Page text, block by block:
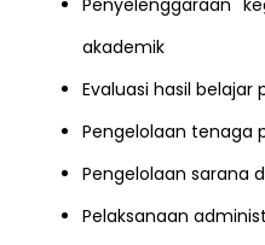
Penyelenggaraan
akademik
Evaluasi hasil belajar
Pengelolaan tenaga
Pengelolaan sarana
Pelaksanaan